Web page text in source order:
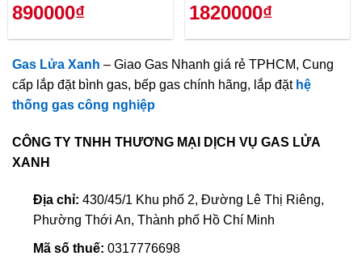
890000₫ 1820000₫
Gas Lửa Xanh – Giao Gas Nhanh giá rẻ TPHCM, Cung
cấp lắp đặt bình gas, bếp gas chính hãng, lắp đặt hệ
thống gas công nghiệp
CÔNG TY TNHH THƯƠNG MẠI DỊCH VỤ GAS LỬA
XANH
Địa chỉ: 430/45/1 Khu phố 2, Đường Lê Thị Riêng,
Phường Thới An, Thành phố Hồ Chí Minh
Mã số thuế: 0317776698